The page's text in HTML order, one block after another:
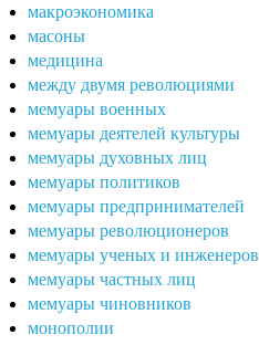
макроэкономика
масоны
медицина
между двумя революциями
мемуары военных
мемуары деятелей культуры
мемуары духовных лиц
мемуары политиков
мемуары предпринимателей
мемуары революционеров
мемуары ученых и инженеров
мемуары частных лиц
мемуары чиновников
монополии